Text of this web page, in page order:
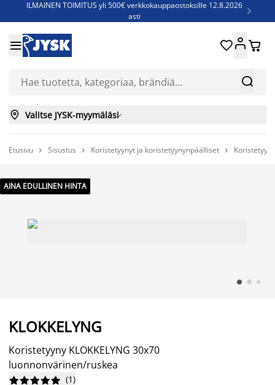
ILMAINEN TOIMITUS yli 500€ verkkokauppaostoksille 12.8.2026
asti

Jenkkisänkyjä - Säästä jopa 60%


 
 Valitse JYSK-myymäläsi
Etusivu  Sisustus  Koristetyynyt ja koristetyynynpäälliset 
AINA EDULLINEN HINTA
KLOKKELYNG
Koristetyyny KLOKKELYNG 30x70
luonnonvärinen/ruskea





 (1)